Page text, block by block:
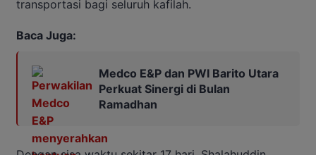
transportasi bagi seluruh kafilah.
Baca Juga:
Medco E&P dan PWI Barito Utara
Perkuat Sinergi di Bulan
Ramadhan